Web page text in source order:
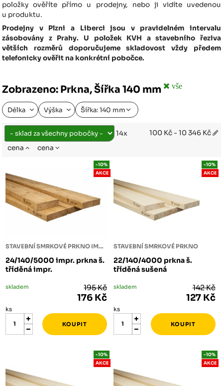
položky ověříte přímo u prodejny, nebo ji vidíte uvedenou
u produktu.
Prodejny v Plzni a Liberci jsou v pravidelném intervalu
zásobovány z Prahy. U položek KVH a stavebního řeziva
větších rozměrů doporučujeme skladovost vždy předem
telefonicky ověřit na konkrétní pobočce.
Zobrazeno: Prkna, Šířka 140 mm vše
Délka Výška Šířka: 140 mm
14x
100 Kč - 10 346 Kč
cena
cena
STAVEBNÍ SMRKOVÉ PRKNO IMPREGNOVANÉ
24/140/5000 impr. prkna š.
tříděná impr.
-10%
AKCE
skladem 195 Kč
176 Kč
ks
STAVEBNÍ SMRKOVÉ PRKNO
22/140/4000 prkna š.
tříděná sušená
-10%
AKCE
skladem 142 Kč
127 Kč
ks
-10%
AKCE
-10%
AKCE